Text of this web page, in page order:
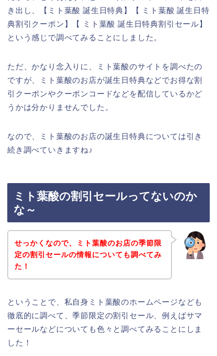
き出し、【ミト葉酸 誕生日特典】【 ミト葉酸 誕生日特
典割引クーポン】【 ミト葉酸 誕生日特典割引セール】
という感じで調べてみることにしました。
ただ、かなり念入りに、ミト葉酸のサイトを調べたの
ですが、ミト葉酸のお店が誕生日特典などでお得な割
引クーポンやクーポンコードなどを配信しているかど
うかは分かりませんでした。
なので、ミト葉酸のお店の誕生日特典については引き
続き調べていきますね♪
ミト葉酸の割引セールってないのか
な～
せっかくなので、ミト葉酸のお店の季節限
定の割引セールの情報についても調べてみ
た！
ということで、私自身ミト葉酸のホームページなども
徹底的に調べて、季節限定の割引セール、例えばサマ
ーセールなどについても色々と調べてみることにしま
した！